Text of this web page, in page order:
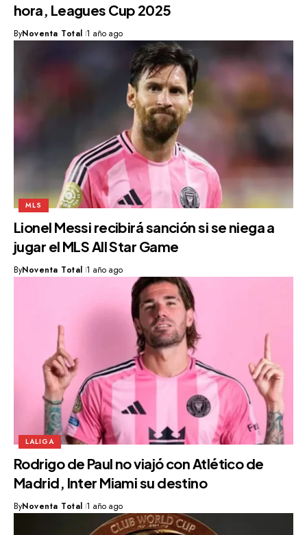
hora, Leagues Cup 2025
ByNoventa Total 1 año ago
MLS
Lionel Messi recibirá sanción si se niega a
jugar el MLS All Star Game
ByNoventa Total 1 año ago
LALIGA
Rodrigo de Paul no viajó con Atlético de
Madrid, Inter Miami su destino
ByNoventa Total 1 año ago